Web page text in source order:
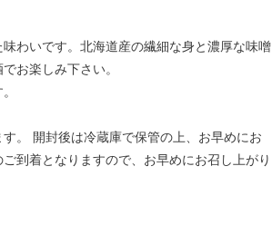
わいです。北海道産の繊細な身と濃厚な味噌
お楽しみ下さい。
。 開封後は冷蔵庫で保管の上、お早めにお
到着となりますので、お早めにお召し上がり